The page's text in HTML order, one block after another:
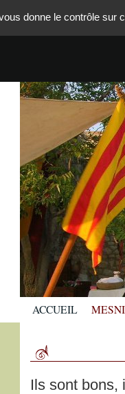
ACCUEIL
Ils sont bons,
donne le contrôle sur